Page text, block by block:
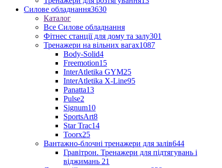
Силове обладнання3630
Каталог
Все Силове обладнання
Фітнес станції для дому та залу301
Тренажери на вільних вагах1087
Body-Solid4
Freemotion15
InterAtletika GYM25
InterAtletika X-Line95
Panatta13
Pulse2
Signum10
SportsArt8
Star Trac14
Toorx25
Вантажно-блочні тренажери для залів644
Гравітрон. Тренажери для підтягувань і
віджимань 21